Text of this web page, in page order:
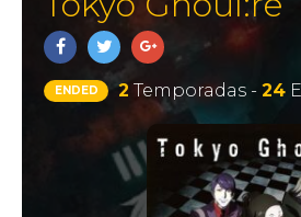
ENDED 2 Temporadas - 24